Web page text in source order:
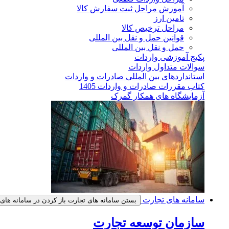
آموزش مراحل ثبت سفارش کالا
تامین ارز
مراحل ترخیص کالا
قوانین حمل و نقل بین المللی
حمل و نقل بین المللی
پکیج آموزشی واردات
سوالات متداول واردات
استانداردهای بین المللی صادرات و واردات
کتاب مقررات صادرات و واردات 1405
آزمایشگاه های همکار گمرک
سامانه های تجارت بستن سامانه های تجارت باز کردن در سامانه
سازمان توسعه تجارت